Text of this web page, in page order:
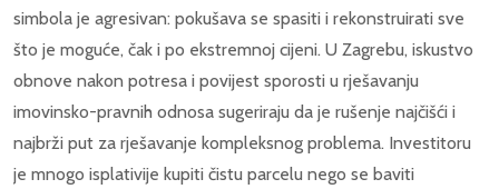
simbola je agresivan: pokušava se spasiti i rekonstruirati sve
što je moguće, čak i po ekstremnoj cijeni. U Zagrebu, iskustvo
obnove nakon potresa i povijest sporosti u rješavanju
imovinsko-pravnih odnosa sugeriraju da je rušenje najčišći i
najbrži put za rješavanje kompleksnog problema. Investitoru
je mnogo isplativije kupiti čistu parcelu nego se baviti